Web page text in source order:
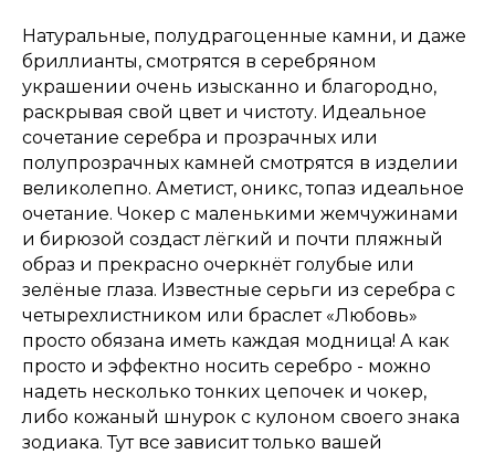
Натуральные, полудрагоценные камни, и даже
бриллианты, смотрятся в серебряном
украшении очень изысканно и благородно,
раскрывая свой цвет и чистоту. Идеальное
сочетание серебра и прозрачных или
полупрозрачных камней смотрятся в изделии
великолепно. Аметист, оникс, топаз идеальное
очетание. Чокер с маленькими жемчужинами
и бирюзой создаст лёгкий и почти пляжный
образ и прекрасно очеркнёт голубые или
зелёные глаза. Известные серьги из серебра с
четырехлистником или браслет «Любовь»
просто обязана иметь каждая модница! А как
просто и эффектно носить серебро - можно
надеть несколько тонких цепочек и чокер,
либо кожаный шнурок с кулоном своего знака
зодиака. Тут все зависит только вашей